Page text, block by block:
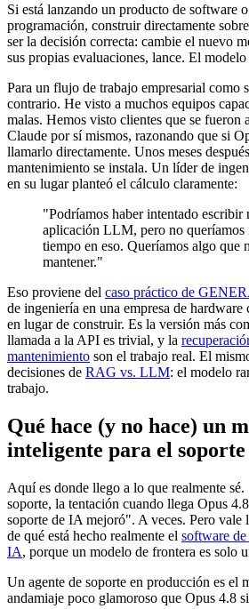
Si está lanzando un producto de software
programación, construir directamente
ser la decisión correcta: cambie el nuevo
sus propias evaluaciones, lance. El modelo
Para un flujo de trabajo empresarial como
contrario. He visto a muchos equipos
malas. Hemos visto clientes que se fueron
Claude por sí mismos, razonando que si
llamarlo directamente. Unos meses
mantenimiento se instala. Un líder de
en su lugar planteó el cálculo claramente:
"Podríamos haber intentado escribir
aplicación LLM, pero no queríamos
tiempo en eso. Queríamos algo que
mantener."
Eso proviene del caso práctico de
de ingeniería en una empresa de
en lugar de construir. Es la versión más
llamada a la API es trivial, y la
mantenimiento son el trabajo real. El
decisiones de RAG vs. LLM: el modelo
trabajo.
Qué hace (y no hace) un
inteligente para el soporte
Aquí es donde llego a lo que realmente
soporte, la tentación cuando llega Opus
soporte de IA mejoró". A veces. Pero vale
de qué está hecho realmente el software
IA, porque un modelo de frontera es solo
Un agente de soporte en producción es el
andamiaje poco glamoroso que Opus 4.8